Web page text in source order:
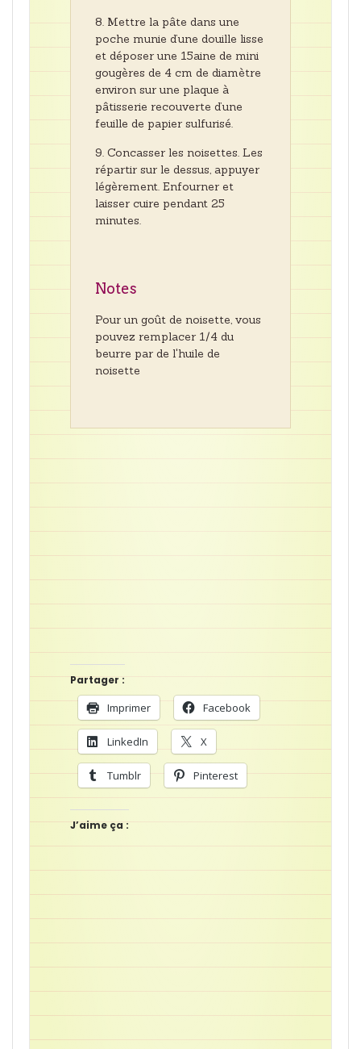
Mettre la pâte dans une
poche munie d’une douille lisse
et déposer une 15aine de mini
gougères de 4 cm de diamètre
environ sur une plaque à
pâtisserie recouverte d’une
feuille de papier sulfurisé.
Concasser les noisettes. Les
répartir sur le dessus, appuyer
légèrement. Enfourner et
laisser cuire pendant 25
minutes.
Notes
Pour un goût de noisette, vous
pouvez remplacer 1/4 du
beurre par de l'huile de
noisette
Partager :
Imprimer Facebook
LinkedIn X
Tumblr Pinterest
J’aime ça :